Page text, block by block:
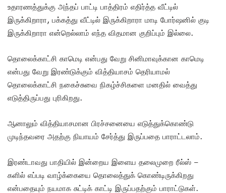
உதாரணத்துக்கு அந்தப் பாட்டி பாத்திரம் எதிர்த்த வீட்டில்
இருக்கிறாரா, பக்கத்து வீட்டில் இருக்கிறாரா மாடி போர்ஷனில் குடி
இருக்கிறாரா என்றெல்லாம் எந்த விதமான குறிப்பும் இல்லை.
தொலைக்காட்சி காமெடி என்பது வேறு சினிமாவுக்கான காமெடி
என்பது வேறு இரண்டுக்கும் வித்தியாசம் தெரியாமல்
தொலைக்காட்சி நகைச்சுவை நிகழ்ச்சிகளை மனதில் வைத்து
எடுத்திருப்பது புரிகிறது.
ஆனாலும் வித்தியாசமான பிரச்சனையை எடுத்துக்கொண்டு
முடிந்தவரை அதற்கு நியாயம் சேர்த்து இருப்பதை பாராட்டலாம்.
இரண்டாவது பாதியில் இன்றைய இளைய தலைமுறை ரீல்ஸ் –
களில் எப்படி வாழ்க்கையை தொலைத்துக் கொண்டிருக்கிறது
என்பதையும் நயமாக சுட்டிக் காட்டி இருப்பதற்கும் பாராட்டுகள்.